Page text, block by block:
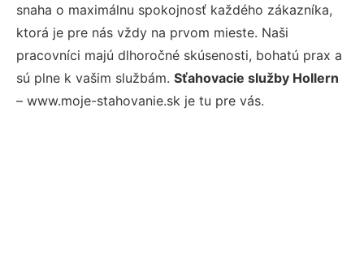
snaha o maximálnu spokojnosť každého zákazníka,
ktorá je pre nás vždy na prvom mieste. Naši
pracovníci majú dlhoročné skúsenosti, bohatú prax a
sú plne k vašim službám. Sťahovacie služby Hollern
– www.moje-stahovanie.sk je tu pre vás.